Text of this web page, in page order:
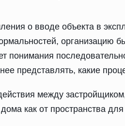
о вводе объекта в
организацию
понимания
представлять, какие
между
как от пространства